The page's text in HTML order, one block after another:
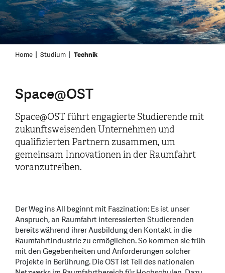
Home Studium Technik
Space@OST
Space@OST führt engagierte Studierende mit
zukunftsweisenden Unternehmen und
qualifizierten Partnern zusammen, um
gemeinsam Innovationen in der Raumfahrt
voranzutreiben.
Der Weg ins All beginnt mit Faszination: Es ist unser
Anspruch, an Raumfahrt interessierten Studierenden
bereits während ihrer Ausbildung den Kontakt in die
Raumfahrtindustrie zu ermöglichen. So kommen sie früh
mit den Gegebenheiten und Anforderungen solcher
Projekte in Berührung. Die OST ist Teil des nationalen